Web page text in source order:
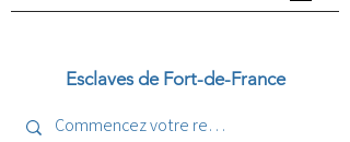
Esclaves de Fort-de-France